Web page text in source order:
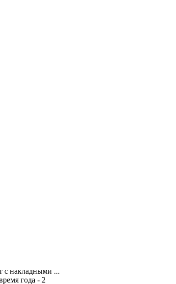
с накладными ...